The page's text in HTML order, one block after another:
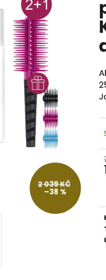
2 039 KČ
–38 %
BODY BY